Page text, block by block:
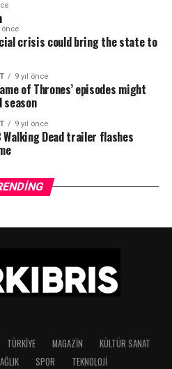
önce
crisis could bring the state to
9 yıl önce
of Thrones’ episodes might
9 yıl önce
Walking Dead trailer flashes
TÜRKIYE MAGAZIN
KÜLTÜR SANAT
SPOR TEKNOLOJI